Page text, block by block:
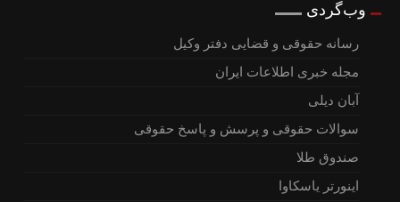
وب‌گردی
رسانه حقوقی و قضایی دفتر وکیل
مجله خبری اطلاعات ایران
آبان دیلی
سوالات حقوقی و پرسش و پاسخ حقوقی
صندوق طلا
اینورتر یاسکاوا